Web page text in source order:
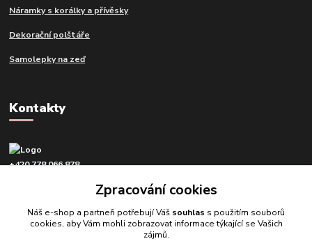
Náramky s korálky a přívěsky
Dekorační polštáře
Samolepky na zeď
Kontakty
+420 778 066 878
Zpracování cookies
Náš e-shop a partneři potřebují Váš souhlas s použitím souborů
cookies, aby Vám mohli zobrazovat informace týkající se Vašich
zájmů.